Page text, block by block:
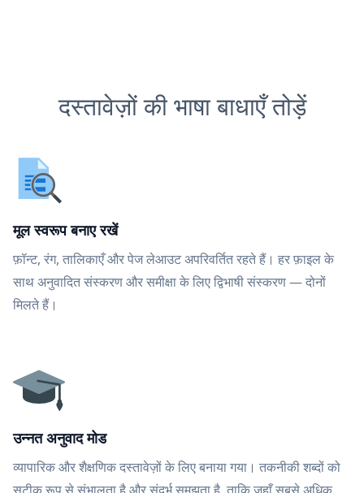
दस्तावेज़ों की भाषा बाधाएँ तोड़ें
मूल स्वरूप बनाए रखें
फ़ॉन्ट, रंग, तालिकाएँ और पेज लेआउट अपरिवर्तित रहते हैं। हर फ़ाइल के
साथ अनुवादित संस्करण और समीक्षा के लिए द्विभाषी संस्करण — दोनों
मिलते हैं।
उन्नत अनुवाद मोड
व्यापारिक और शैक्षणिक दस्तावेज़ों के लिए बनाया गया। तकनीकी शब्दों को